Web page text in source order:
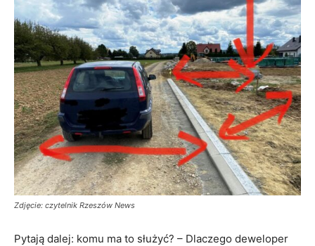
Zdjęcie: czytelnik Rzeszów News
Pytają dalej: komu ma to służyć? – Dlaczego deweloper